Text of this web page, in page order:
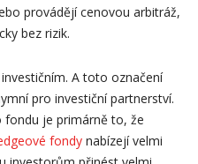
provádějí cenovou arbitráž,
bez rizik.
A toto označení
pro investiční partnerství.
je primárně to, že
fondy nabízejí velmi